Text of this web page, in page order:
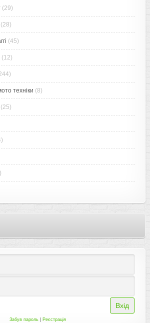
(29)
(28)
(45)
(12)
техніки (8)
(25)
Забув пароль Реєстрація